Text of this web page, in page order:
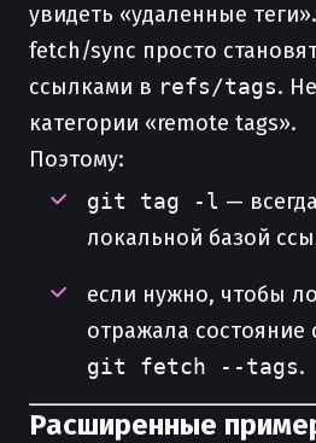
увидеть «удаленные
fetch/sync просто
ссылками в refs/tags.
категории «remote tags».
Поэтому:
git tag -l —
локальной базой
если нужно, чтобы
отражала состояние
git fetch --tags.
Расширенные